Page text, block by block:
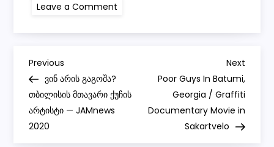
Leave a Comment
second
P
o
s
Previous
Post
Previous
ვინ არის გაგოშა?
თბილისის მთავარი ქუჩის
არტისტი — JAMnews
2020
Next
Post
Next
Poor Guys In Batumi,
Georgia / Graffiti
Documentary Movie in
Sakartvelo